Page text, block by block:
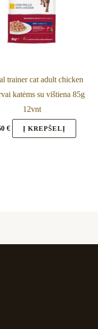
trainer cat adult chicken
katėms su vištiena 85g
12vnt
€ Į KREPŠELĮ